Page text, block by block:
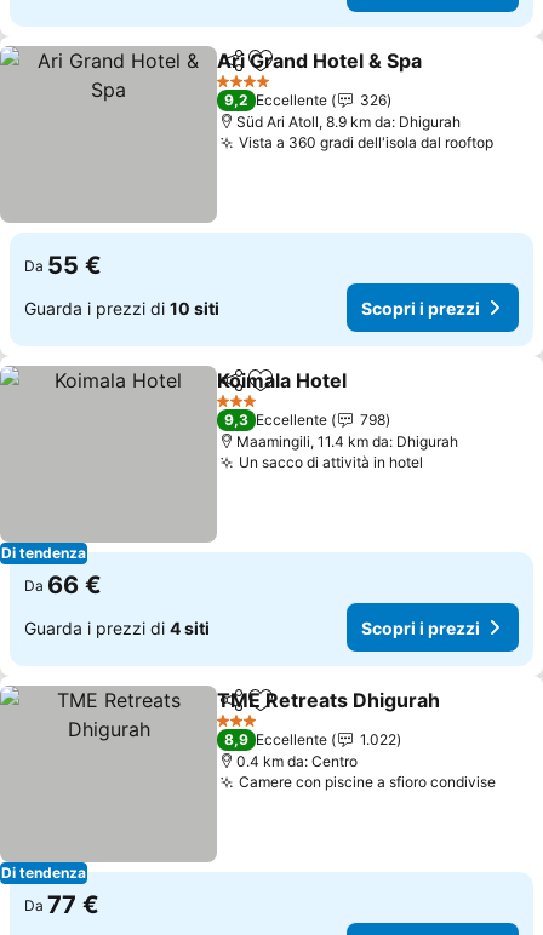
CondividiAggiungi ai preferiti
Ari Grand Hotel & Spa
4 Stelle
9,2 Eccellente
326
Süd Ari Atoll, 8.9 km da: Dhigurah
Vista a 360 gradi dell'isola dal rooftop
Da 55 €
Guarda i prezzi di 10 siti Scopri i prezzi
Di tendenza
CondividiAggiungi ai preferiti
Koimala Hotel
3 Stelle
9,3 Eccellente
798
Maamingili, 11.4 km da: Dhigurah
Un sacco di attività in hotel
Da 66 €
Guarda i prezzi di 4 siti Scopri i prezzi
Di tendenza
CondividiAggiungi ai preferiti
TME Retreats Dhigurah
3 Stelle
8,9 Eccellente
1.022
0.4 km da: Centro
Camere con piscine a sfioro condivise
Da 77 €